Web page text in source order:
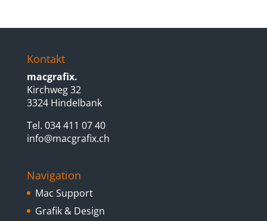
Kontakt
macgrafix.
Kirchweg 32
3324 Hindelbank
Tel. 034 411 07 40
info@macgrafix.ch
Navigation
Mac Support
Grafik & Design